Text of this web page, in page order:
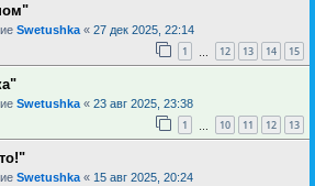
Swetushka « 27 дек 2025, 22:14
1 12 13 14 15
Swetushka « 23 авг 2025, 23:38
1 10 11 12 13
Swetushka « 15 авг 2025, 20:24